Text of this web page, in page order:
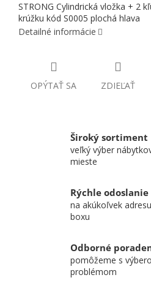
STRONG Cylindrická vložka + 2
krúžku kód S0005 plochá hlava
Detailné informácie
OPÝTAŤ SA ZDIEĽAŤ
Široký sortiment
veľký výber
mieste
Rýchle
na akúkoľvek
boxu
Odborné
pomôžeme s
problémom